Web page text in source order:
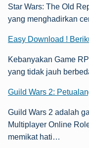
Star Wars: The Old
yang menghadirkan
Easy Download !
Kebanyakan Game
yang tidak jauh
Guild Wars 2:
Guild Wars 2 adalah
Multiplayer Online
memikat hati…